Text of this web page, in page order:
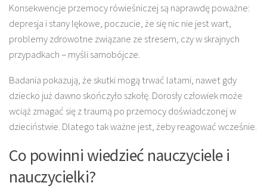
Konsekwencje przemocy rówieśniczej są naprawdę poważne:
depresja i stany lękowe, poczucie, że się nic nie jest wart,
problemy zdrowotne związane ze stresem, czy w skrajnych
przypadkach – myśli samobójcze.
Badania pokazują, że skutki mogą trwać latami, nawet gdy
dziecko już dawno skończyło szkołę. Dorosły człowiek może
wciąż zmagać się z traumą po przemocy doświadczonej w
dzieciństwie. Dlatego tak ważne jest, żeby reagować wcześnie.
Co powinni wiedzieć nauczyciele i
nauczycielki?